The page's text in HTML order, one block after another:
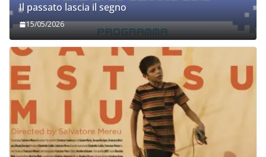
Il passato lascia il segno
15/05/2026